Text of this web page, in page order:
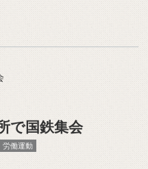
で国鉄集会
労働運動